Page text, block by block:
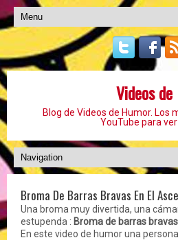
Videos
Blog de Videos de Humor. Los
YouTube para
Broma De Barras Bravas En El
Una broma muy divertida, una
estupenda : Broma de barras
En este video de humor una